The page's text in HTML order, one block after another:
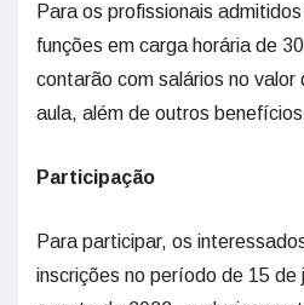
Para os profissionais
funções em carga horária de
contarão com salários no
aula, além de outros
Participação
Para participar, os
inscrições no período de 15 de